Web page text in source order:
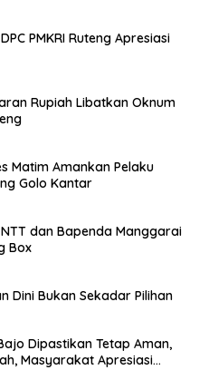
PMKRI Ruteng Apresiasi
Rupiah Libatkan Oknum
Matim Amankan Pelaku
Golo Kantar
dan Bapenda Manggarai
Box
Dini Bukan Sekadar Pilihan
Dipastikan Tetap Aman,
Masyarakat Apresiasi